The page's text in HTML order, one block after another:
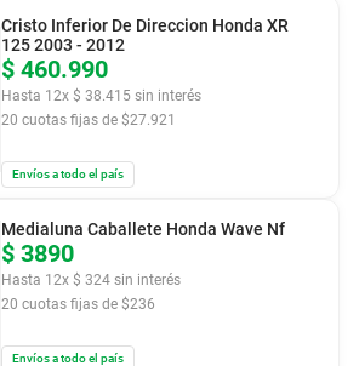
$ 460.990
Hasta 12x $ 38.415 sin interés
20 cuotas fijas de $27.921
Cristo Inferior De Direccion Honda XR
125 2003 - 2012
Envíos a todo el país
$ 3890
Hasta 12x $ 324 sin interés
20 cuotas fijas de $236
Medialuna Caballete Honda Wave Nf
Envíos a todo el país